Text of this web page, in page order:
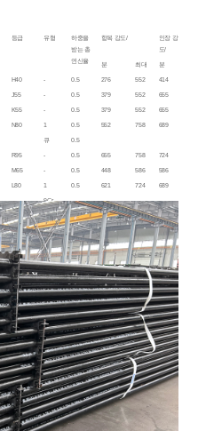
등급 유형 하중을
받는 총
연신율
항복 강도/ 인장 강
도/
분 최대 분
H40 - 0.5 276 552 414
J55 - 0.5 379 552 655
K55 - 0.5 379 552 655
N80 1 0.5 552 758 689
큐 0.5
R95 - 0.5 655 758 724
M65 - 0.5 448 586 586
L80 1 0.5 621 724 689
9Cr
13Cr
C90 1 .05 621 724
T95 1 .05 655 758 724
C110 - 0.7 758 828 793
P110 - 0.6 758